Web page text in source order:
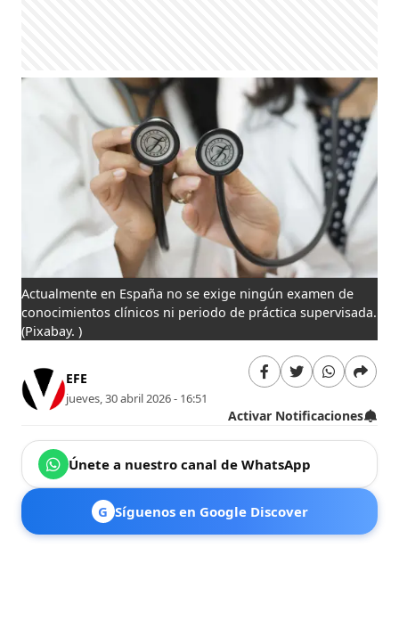
Actualmente en España no se exige ningún examen de
conocimientos clínicos ni periodo de práctica supervisada.
(Pixabay. )
EFE
jueves, 30 abril 2026 - 16:51
Activar Notificaciones
Únete a nuestro canal de WhatsApp
G Síguenos en Google Discover